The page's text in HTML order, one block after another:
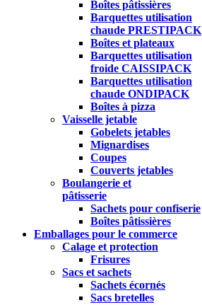
Boîtes pâtissières
Barquettes utilisation
chaude PRESTIPACK
Boîtes et plateaux
Barquettes utilisation
froide CAISSIPACK
Barquettes utilisation
chaude ONDIPACK
Boîtes à pizza
Vaisselle jetable
Gobelets jetables
Mignardises
Coupes
Couverts jetables
Boulangerie et
pâtisserie
Sachets pour confiserie
Boîtes pâtissières
Emballages pour le commerce
Calage et protection
Frisures
Sacs et sachets
Sachets écornés
Sacs bretelles